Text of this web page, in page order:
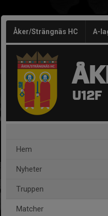
Åker/Strängnäs HC A-
U12F
Hem
Nyheter
Truppen
Matcher